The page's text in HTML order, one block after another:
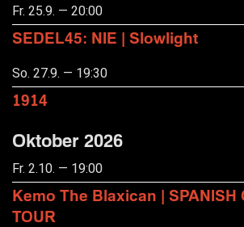
Fr. 25.9. — 20:00
SEDEL45: NIE | Slowlight
So. 27.9. — 19:30
1914
Oktober 2026
Fr. 2.10. — 19:00
Kemo The Blaxican | SPANISH
TOUR